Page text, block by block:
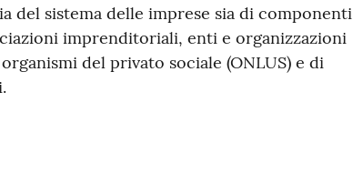
del sistema delle imprese sia di componenti
imprenditoriali, enti e organizzazioni
del privato sociale (ONLUS) e di